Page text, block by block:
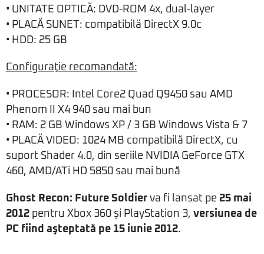
• UNITATE OPTICĂ: DVD-ROM 4x, dual-layer
• PLACĂ SUNET: compatibilă DirectX 9.0c
• HDD: 25 GB
Configuraţie recomandată:
• PROCESOR: Intel Core2 Quad Q9450 sau AMD
Phenom II X4 940 sau mai bun
• RAM: 2 GB Windows XP / 3 GB Windows Vista & 7
• PLACĂ VIDEO: 1024 MB compatibilă DirectX, cu
suport Shader 4.0, din seriile NVIDIA GeForce GTX
460, AMD/ATi HD 5850 sau mai bună
Ghost Recon: Future Soldier va fi lansat pe 25 mai
2012 pentru Xbox 360 şi PlayStation 3, versiunea de
PC fiind aşteptată pe 15 iunie 2012.